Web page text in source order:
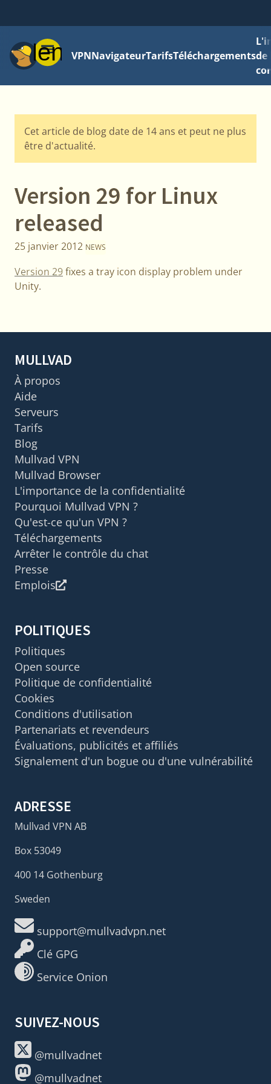
MenuVPNNavigateurTarifsTéléchargementsde
Cet article de blog date de 14 ans et peut ne plus
être d'actualité.
Version 29 for Linux
released
25 janvier 2012 NEWS
Version 29fixes a tray icon display problem under
Unity.
MULLVAD
À propos
Aide
Serveurs
Tarifs
Blog
Mullvad VPN
Mullvad Browser
L'importance de la confidentialité
Pourquoi Mullvad VPN ?
Qu'est-ce qu'un VPN ?
Téléchargements
Arrêter le contrôle du chat
Presse
Emplois
POLITIQUES
Politiques
Open source
Politique de confidentialité
Cookies
Conditions d'utilisation
Partenariats et revendeurs
Évaluations, publicités et affiliés
Signalement d'un bogue ou d'une vulnérabilité
ADRESSE
Mullvad VPN AB
Box 53049
400 14 Gothenburg
Sweden
support@mullvadvpn.net
Clé GPG
Service Onion
SUIVEZ-NOUS
@mullvadnet
@mullvadnet